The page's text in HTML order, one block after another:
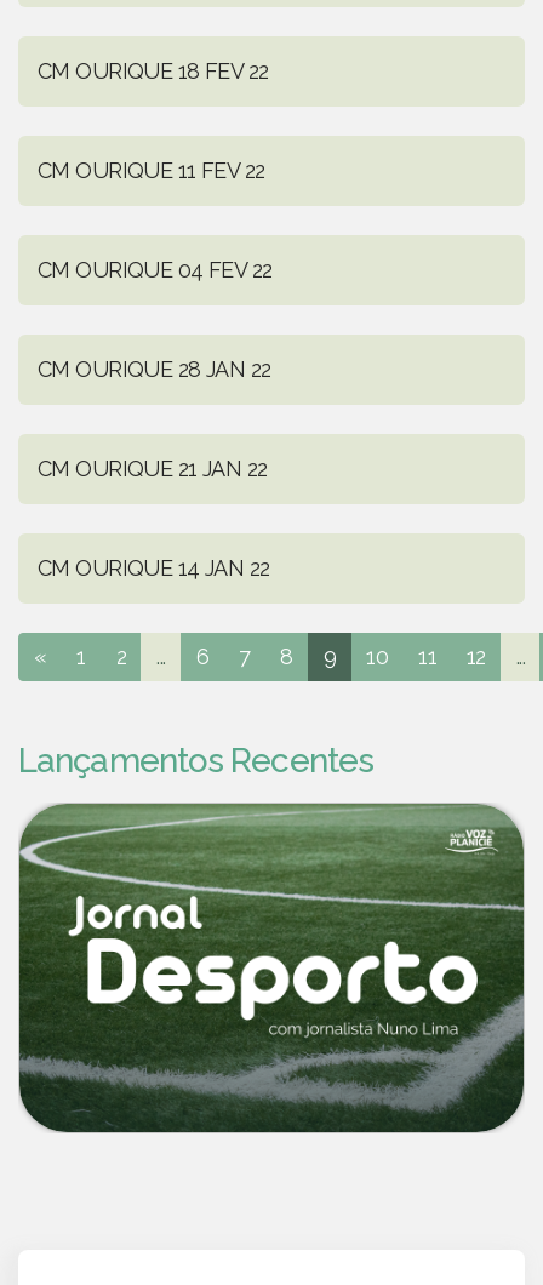
CM OURIQUE 18 FEV 22
CM OURIQUE 11 FEV 22
CM OURIQUE 04 FEV 22
CM OURIQUE 28 JAN 22
CM OURIQUE 21 JAN 22
CM OURIQUE 14 JAN 22
« 1 2 ... 6 7 8 9 10 11 12 ...
Lançamentos Recentes